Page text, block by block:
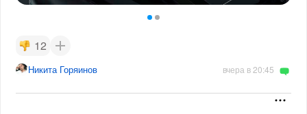
12
Никита Горяинов вчера в 20:45